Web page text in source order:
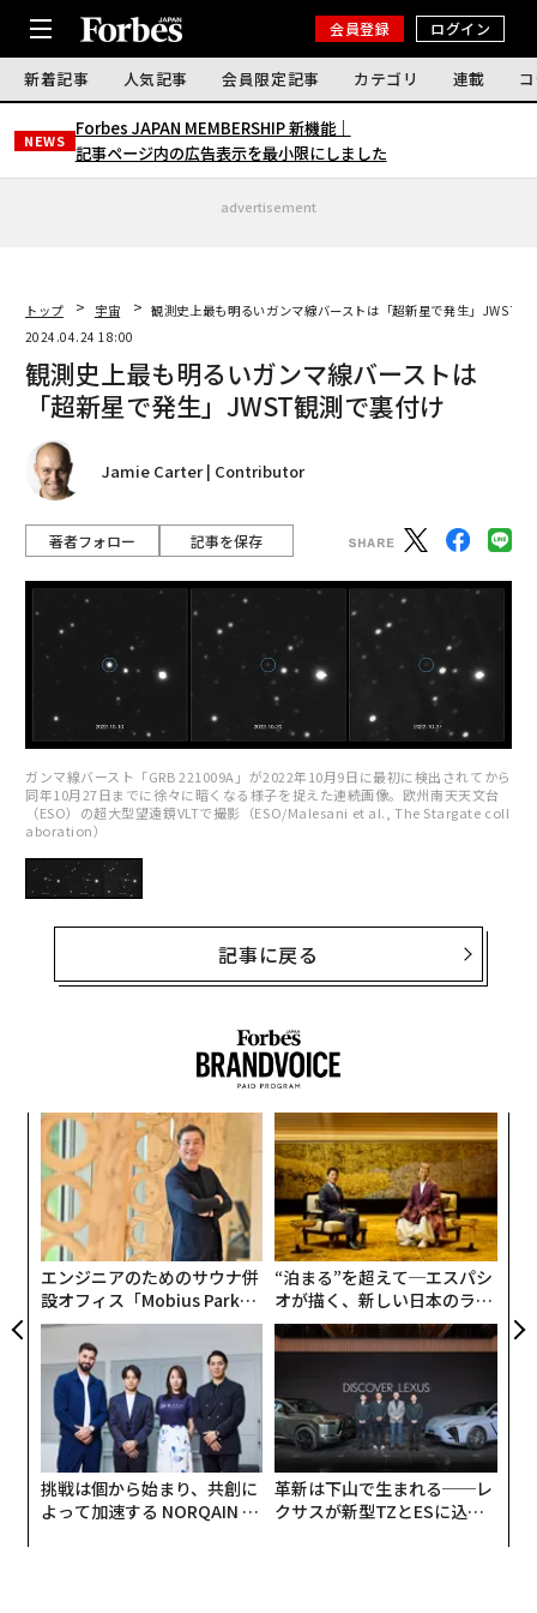
会員登録 ログイン
新着記事 人気記事 会員限定記事 カテゴリ 連載
NEWS
Forbes JAPAN MEMBERSHIP 新機能｜
記事ページ内の広告表示を最小限にしました
advertisement
トップ 宇宙
観測史上最も明るいガンマ線バーストは「超新星で発生」JWST観
2024.04.24 18:00
観測史上最も明るいガンマ線バーストは
「超新星で発生」JWST観測で裏付け
Jamie Carter | Contributor
著者フォロー 記事を保存
ガンマ線バースト「GRB 221009A」が2022年10月9日に最初に検出されてから
同年10月27日までに徐々に暗くなる様子を捉えた連続画像。欧州南天天文台
（ESO）の超大型望遠鏡VLTで撮影（ESO/Malesani et al., The Stargate coll
aboration）
記事に戻る
エンジニアのためのサウナ併
設オフィス「Mobius Park」
がオープン──タマディック
が健康経営を徹底する理由
“泊まる”を超えて─エスパシ
オが描く、新しい日本のラグ
ジュアリー（中編）
挑戦は個から始まり、共創に
よって加速する NORQAIN JA
革新は下山で生まれる──レ
クサスが新型TZとESに込め